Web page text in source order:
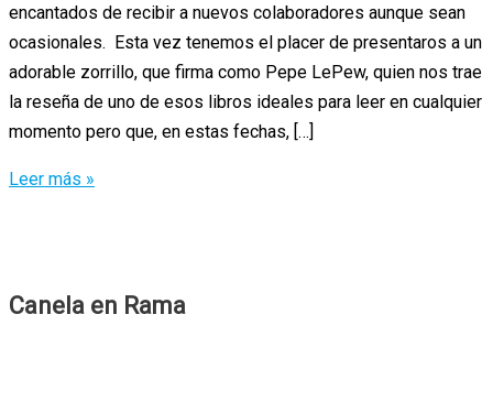
encantados de recibir a nuevos colaboradores aunque sean
ocasionales. Esta vez tenemos el placer de presentaros a un
adorable zorrillo, que firma como Pepe LePew, quien nos trae
la reseña de uno de esos libros ideales para leer en cualquier
momento pero que, en estas fechas, […]
Lecturas
El
Leer más »
Canela en Rama